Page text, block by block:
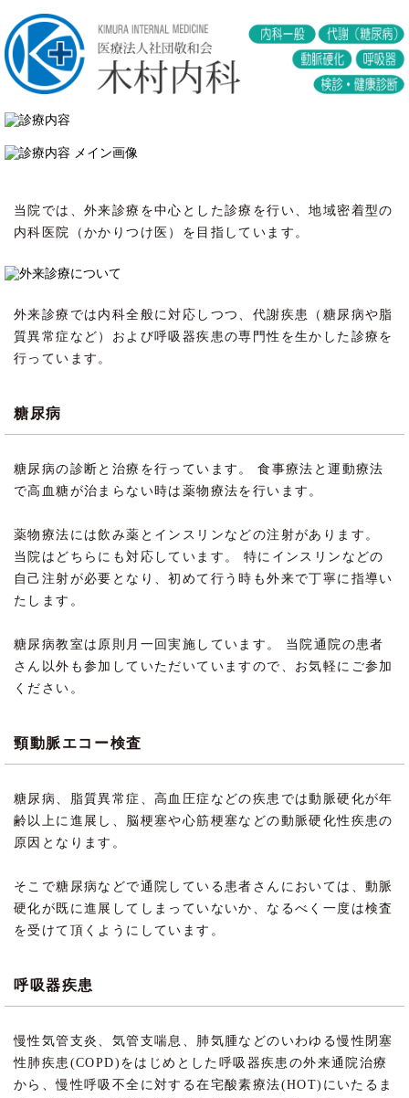
当院では、外来診療を中心とした診療を行い、地域密着型の
内科医院（かかりつけ医）を目指しています。
外来診療では内科全般に対応しつつ、代謝疾患（糖尿病や脂
質異常症など）および呼吸器疾患の専門性を生かした診療を
行っています。
糖尿病
糖尿病の診断と治療を行っています。 食事療法と運動療法
で高血糖が治まらない時は薬物療法を行います。
薬物療法には飲み薬とインスリンなどの注射があります。
当院はどちらにも対応しています。 特にインスリンなどの
自己注射が必要となり、初めて行う時も外来で丁寧に指導い
たします。
糖尿病教室は原則月一回実施しています。 当院通院の患者
さん以外も参加していただいていますので、お気軽にご参加
ください。
頸動脈エコー検査
糖尿病、脂質異常症、高血圧症などの疾患では動脈硬化が年
齢以上に進展し、脳梗塞や心筋梗塞などの動脈硬化性疾患の
原因となります。
そこで糖尿病などで通院している患者さんにおいては、動脈
硬化が既に進展してしまっていないか、なるべく一度は検査
を受けて頂くようにしています。
呼吸器疾患
慢性気管支炎、気管支喘息、肺気腫などのいわゆる慢性閉塞
性肺疾患(COPD)をはじめとした呼吸器疾患の外来通院治療
から、慢性呼吸不全に対する在宅酸素療法(HOT)にいたるま